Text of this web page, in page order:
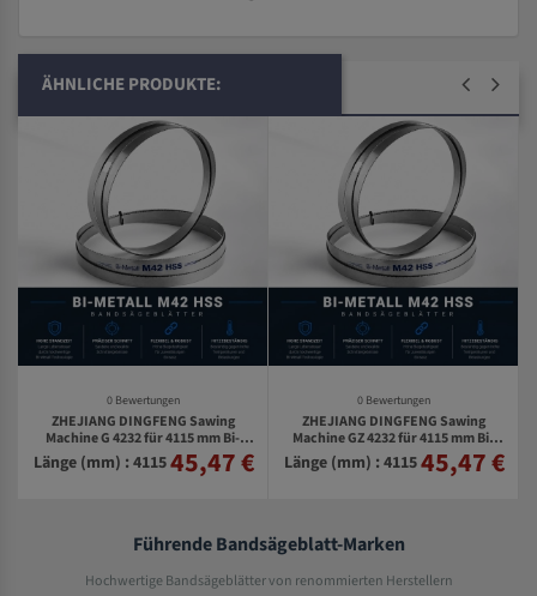
ÄHNLICHE PRODUKTE:
0 Bewertungen
ZHEJIANG DINGFENG Sawing
Machine G 4232 für 4115 mm Bi-
Metall Bandsägeblätter
Länge (mm) : 411545,47 €
0 Bewertungen
ZHEJIANG DINGFENG Sawing
Machine GZ 4232 für 4115 mm Bi-
Metall Bandsägeblätter
Länge (mm) : 411545,47 €
Führende Bandsägeblatt-Marken
Hochwertige Bandsägeblätter von renommierten Herstellern